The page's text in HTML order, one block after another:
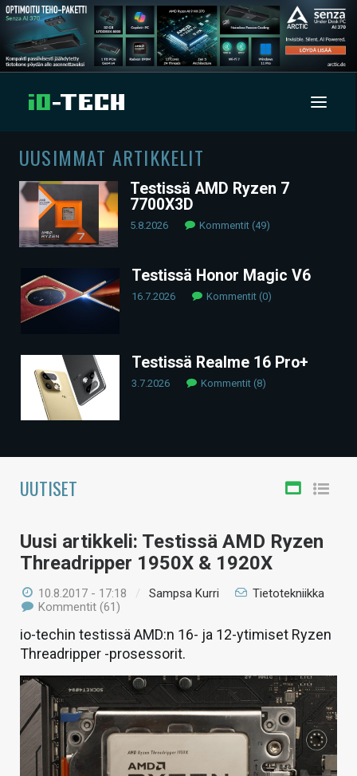
UUTISET
ARTIKKELIT
VIDEOT
TECHBBS
TIETOA
KAUPPA
VAIHDA TEEMA
HAKU
UUSIMMAT ARTIKKELIT
Testissä AMD Ryzen 7
7700X3D
5.8.2026 Kommentit (49)
Testissä Honor Magic V6
16.7.2026 Kommentit (0)
Testissä Realme 16 Pro+
3.7.2026 Kommentit (8)
UUTISET
Uusi artikkeli: Testissä AMD Ryzen
Threadripper 1950X & 1920X
10.8.2017 - 17:18 / Sampsa Kurri
Tietotekniikka
Kommentit (61)
io-techin testissä AMD:n 16- ja 12-ytimiset Ryzen
Threadripper -prosessorit.